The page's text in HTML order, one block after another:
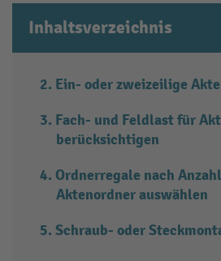
Inhaltsverzeichnis
Ein- oder zweizeilige
Fach- und Feldlast für
berücksichtigen
Ordnerregale nach
Aktenordner auswählen
Schraub- oder